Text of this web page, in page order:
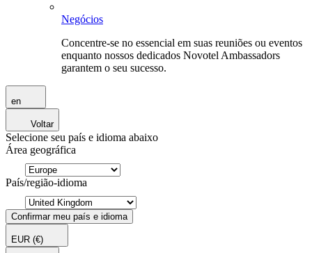
Negócios
Concentre-se no essencial em suas reuniões ou eventos
enquanto nossos dedicados Novotel Ambassadors
garantem o seu sucesso.
en
Voltar
Selecione seu país e idioma abaixo
Área geográfica
País/região-idioma
Confirmar meu país e idioma
EUR (€)